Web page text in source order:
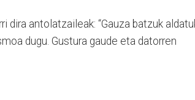
dira antolatzaileak: “Gauza batzuk
dugu. Gustura gaude eta datorren